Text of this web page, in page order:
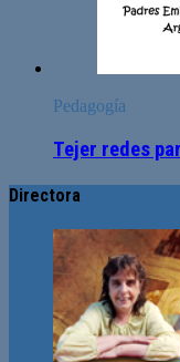
Pedagogía
Tejer redes
Directora